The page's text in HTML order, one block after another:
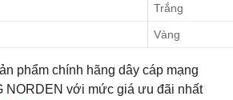
Trắng
Vàng
phẩm chính hãng dây cáp mạng
NORDEN với mức giá ưu đãi nhất